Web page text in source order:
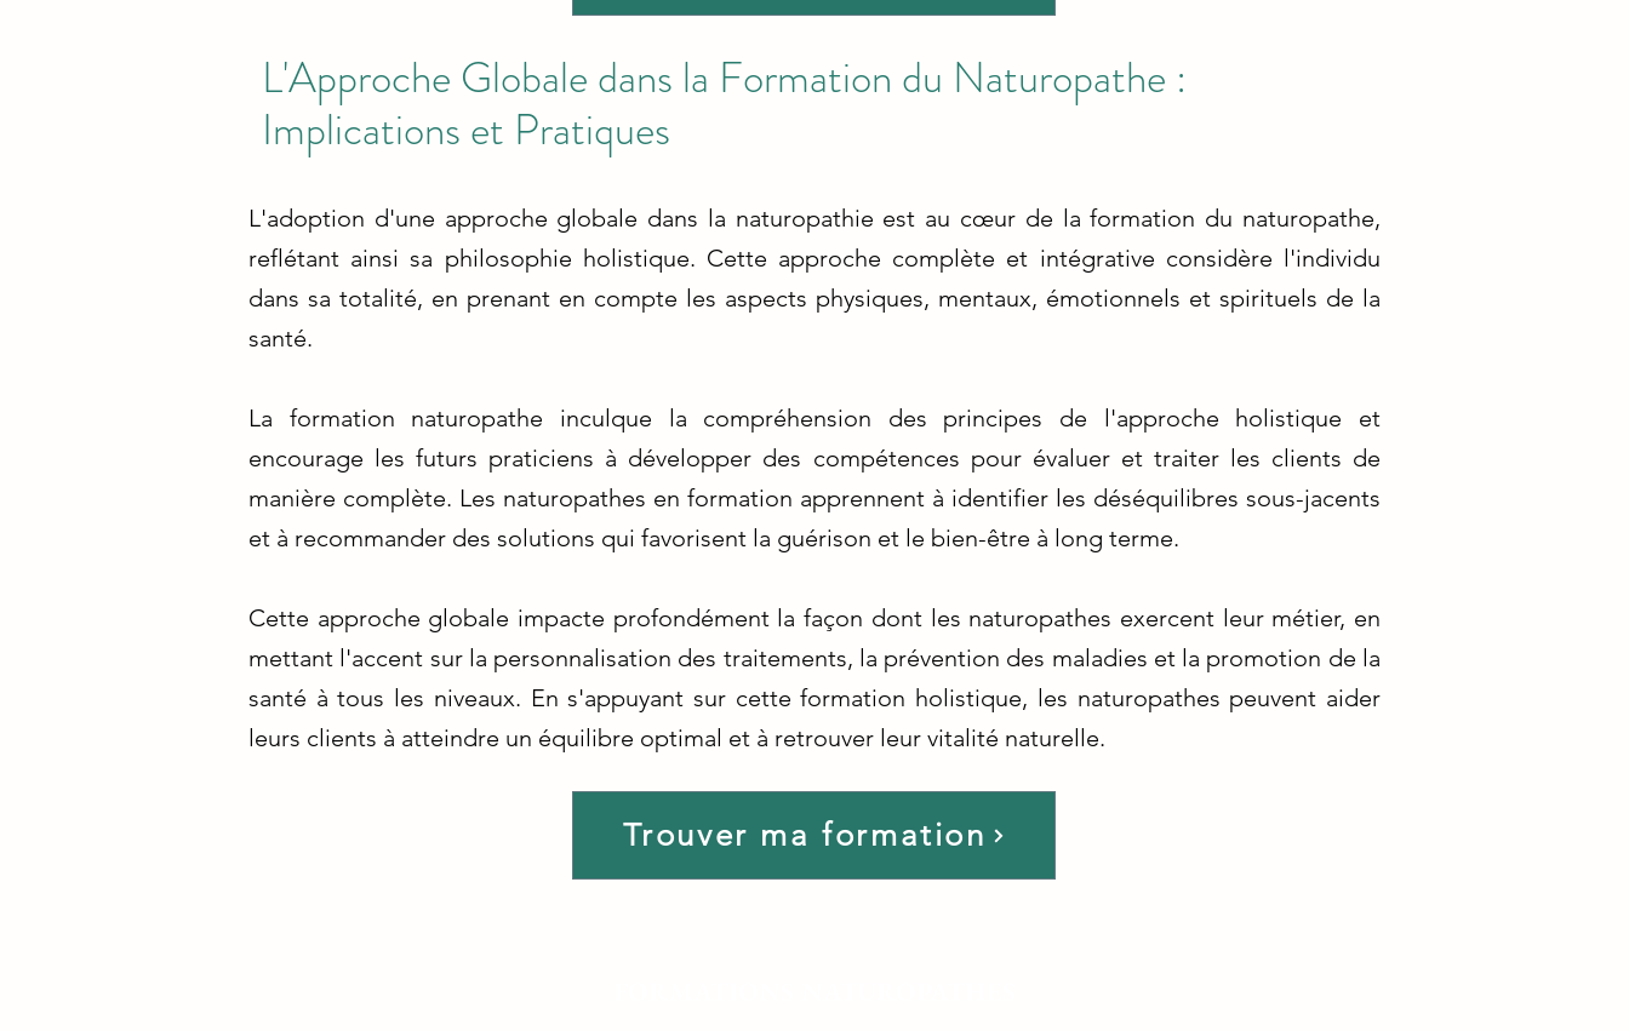
L'Approche Globale dans la Formation du Naturopathe :
Implications et Pratiques
L'adoption d'une approche globale dans la naturopathie est au cœur de la formation du naturopathe,
reflétant ainsi sa philosophie holistique. Cette approche complète et intégrative considère l'individu
dans sa totalité, en prenant en compte les aspects physiques, mentaux, émotionnels et spirituels de la
santé.
La formation naturopathe inculque la compréhension des principes de l'approche holistique et
encourage les futurs praticiens à développer des compétences pour évaluer et traiter les clients de
manière complète. Les naturopathes en formation apprennent à identifier les déséquilibres sous-jacents
et à recommander des solutions qui favorisent la guérison et le bien-être à long terme.
Cette approche globale impacte profondément la façon dont les naturopathes exercent leur métier, en
mettant l'accent sur la personnalisation des traitements, la prévention des maladies et la promotion de la
santé à tous les niveaux. En s'appuyant sur cette formation holistique, les naturopathes peuvent aider
leurs clients à atteindre un équilibre optimal et à retrouver leur vitalité naturelle.
Trouver ma formation